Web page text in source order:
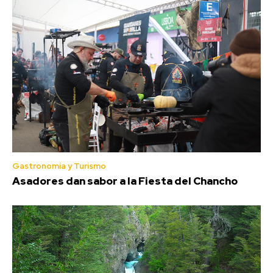
Gastronomía y Turismo
Asadores dan sabor a la Fiesta del Chancho